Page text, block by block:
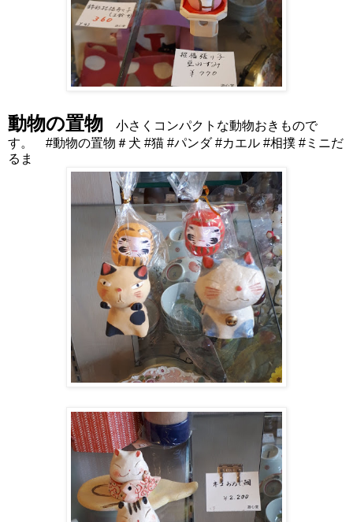
動物の置物 小さくコンパクトな動物おきもので
す。 #動物の置物＃犬 #猫 #パンダ #カエル #相撲 #ミニだ
るま